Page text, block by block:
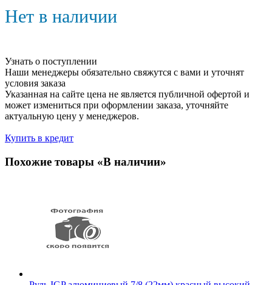
Нет в наличии
Узнать о поступлении
Наши менеджеры обязательно свяжутся с вами и уточнят
условия заказа
Указанная на сайте цена не является публичной офертой и
может измениться при оформлении заказа, уточняйте
актуальную цену у менеджеров.
Купить в кредит
Похожие товары «В наличии»